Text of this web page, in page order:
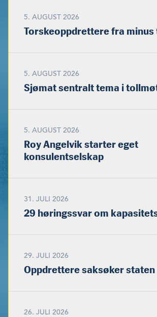
5. AUGUST 2026
Torskeoppdrettere fra minus
5. AUGUST 2026
Sjømat sentralt tema i
5. AUGUST 2026
Roy Angelvik starter eget
konsulentselskap
31. JULI 2026
29 høringssvar om
29. JULI 2026
Oppdrettere saksøker staten
26. JULI 2026